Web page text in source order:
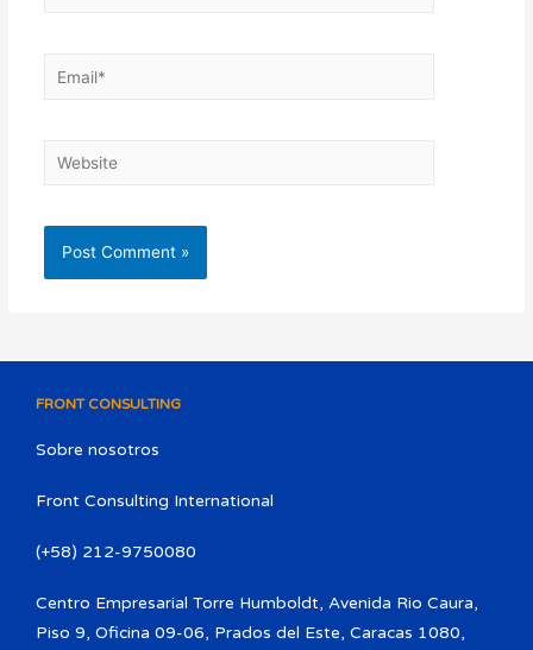
FRONT CONSULTING
Sobre nosotros
Front Consulting International
(+58) 212-9750080​
Centro Empresarial Torre Humboldt, Avenida Rio Caura,
Piso 9, Oficina 09-06, Prados del Este, Caracas 1080,